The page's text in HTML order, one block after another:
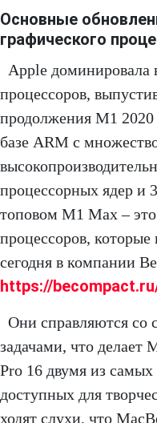
Основные
графического
Apple доминировала
процессоров,
продолжения M1
базе ARM с
процессорных ядер и
топовом M1 Max –
процессоров,
сегодня в компании
https://
Они справляются со
задачами, что делает
Pro 16 двумя из
доступных для
ходят слухи, что